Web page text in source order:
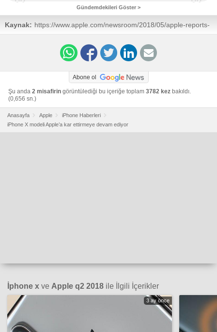
Gündemdekileri Göster >
Kaynak: https://www.apple.com/newsroom/2018/05/apple-reports-
second-quarter-results/
Abone ol
Şu anda 2 misafirin görüntülediği bu içeriğe toplam 3782 kez bakıldı.
(0,656 sn.)
Anasayfa Apple
iPhone Haberleri
iPhone X modeli Apple’a kar ettirmeye devam ediyor
İphone x ve Apple q2 2018 ile İlgili İçerikler
3 ay önce